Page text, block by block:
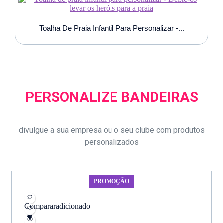
Toalha De Praia Infantil Para Personalizar -...
PERSONALIZE BANDEIRAS
divulgue a sua empresa ou o seu clube com produtos
personalizados
PROMOÇÃO
Compararadicionado